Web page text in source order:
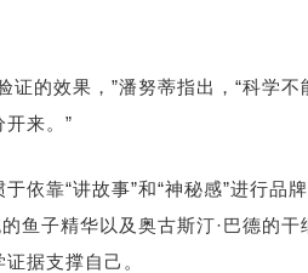
证的效果，”潘努蒂指出，“科
来。”
依靠“讲故事”和“神秘感”进行
鱼子精华以及奥古斯汀·巴德的
据支撑自己。